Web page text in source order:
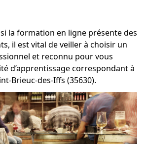
la formation en ligne présente des
il est vital de veiller à choisir un
et reconnu pour vous
d’apprentissage correspondant à
Brieuc-des-Iffs (35630).